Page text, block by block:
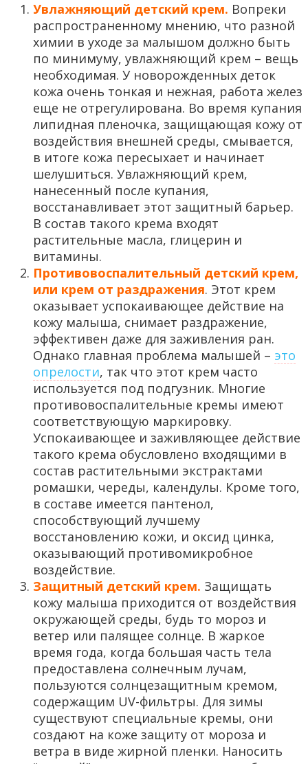
Увлажняющий детский крем. Вопреки
распространенному мнению, что разной
химии в уходе за малышом должно быть
по минимуму, увлажняющий крем – вещь
необходимая. У новорожденных деток
кожа очень тонкая и нежная, работа желез
еще не отрегулирована. Во время купания
липидная пленочка, защищающая кожу от
воздействия внешней среды, смывается,
в итоге кожа пересыхает и начинает
шелушиться. Увлажняющий крем,
нанесенный после купания,
восстанавливает этот защитный барьер.
В состав такого крема входят
растительные масла, глицерин и
витамины.
Противовоспалительный детский крем,
или крем от раздражения. Этот крем
оказывает успокаивающее действие на
кожу малыша, снимает раздражение,
эффективен даже для заживления ран.
Однако главная проблема малышей – это
опрелости, так что этот крем часто
используется под подгузник. Многие
противовоспалительные кремы имеют
соответствующую маркировку.
Успокаивающее и заживляющее действие
такого крема обусловлено входящими в
состав растительными экстрактами
ромашки, череды, календулы. Кроме того,
в составе имеется пантенол,
способствующий лучшему
восстановлению кожи, и оксид цинка,
оказывающий противомикробное
воздействие.
Защитный детский крем. Защищать
кожу малыша приходится от воздействия
окружающей среды, будь то мороз и
ветер или палящее солнце. В жаркое
время года, когда большая часть тела
предоставлена солнечным лучам,
пользуются солнцезащитным кремом,
содержащим UV-фильтры. Для зимы
существуют специальные кремы, они
создают на коже защиту от мороза и
ветра в виде жирной пленки. Наносить